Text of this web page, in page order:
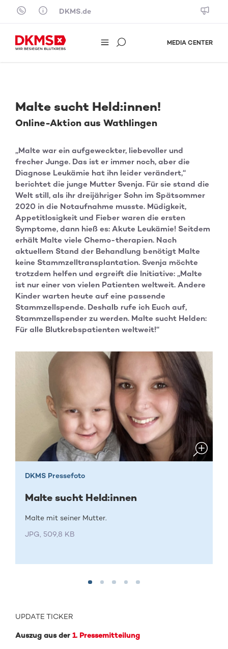
Skip to content
DKMS.de
MEDIA CENTER
Malte sucht Held:innen!
Online-Aktion aus Wathlingen
„Malte war ein aufgeweckter, liebevoller und
frecher Junge. Das ist er immer noch, aber die
Diagnose Leukämie hat ihn leider verändert,“
berichtet die junge Mutter Svenja. Für sie stand die
Welt still, als ihr dreijähriger Sohn im Spätsommer
2020 in die Notaufnahme musste. Müdigkeit,
Appetitlosigkeit und Fieber waren die ersten
Symptome, dann hieß es: Akute Leukämie! Seitdem
erhält Malte viele Chemo-therapien. Nach
aktuellem Stand der Behandlung benötigt Malte
keine Stammzelltransplantation. Svenja möchte
trotzdem helfen und ergreift die Initiative: „Malte
ist nur einer von vielen Patienten weltweit. Andere
Kinder warten heute auf eine passende
Stammzellspende. Deshalb rufe ich Euch auf,
Stammzellspender zu werden. Malte sucht Helden:
Für alle Blutkrebspatienten weltweit!“
DKMS Pressefoto
Malte sucht Held:innen
Malte mit seiner Mutter.
JPG, 509,8 KB
UPDATE TICKER
Auszug aus der1. Pressemitteilung